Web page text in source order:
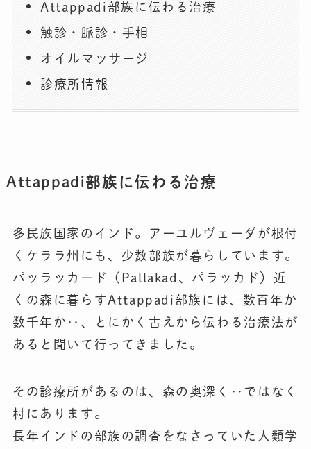
Attappadi部族に伝わる治療
触診・脈診・手相
オイルマッサージ
診療所情報
Attappadi部族に伝わる治療
多民族国家のインド。アーユルヴェーダが根付
くケララ州にも、少数部族が暮らしています。
パッラッカード（Pallakad、パラッカド）近
くの森に暮らすAttappadi部族には、数百年か
数千年か‥、とにかく古えから伝わる治療法が
あると聞いて行ってきました。
その診療所があるのは、森の奥深く‥ではなく
村にあります。
長年インドの部族の調査をなさっていた人類学